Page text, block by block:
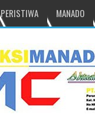
PERISTIWA MANADO